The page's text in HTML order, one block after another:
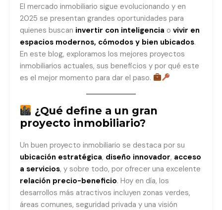
El mercado inmobiliario sigue evolucionando y en
2025 se presentan grandes oportunidades para
quienes buscan invertir con inteligencia o vivir en
espacios modernos, cómodos y bien ubicados.
En este blog, exploramos los mejores proyectos
inmobiliarios actuales, sus beneficios y por qué este
es el mejor momento para dar el paso.
¿Qué define a un gran
proyecto inmobiliario?
Un buen proyecto inmobiliario se destaca por su
ubicación estratégica, diseño innovador, acceso
a servicios, y sobre todo, por ofrecer una excelente
relación precio-beneficio. Hoy en día, los
desarrollos más atractivos incluyen zonas verdes,
áreas comunes, seguridad privada y una visión